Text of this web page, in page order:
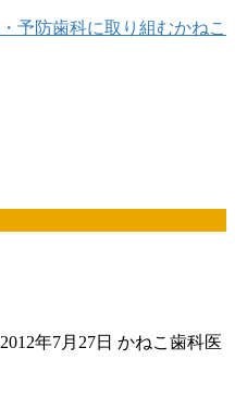
2012年7月27日 かねこ歯科医